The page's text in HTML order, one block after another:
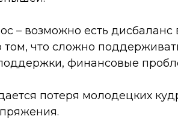
– возможно есть
том, что сложно
финансовые
потеря молодецких